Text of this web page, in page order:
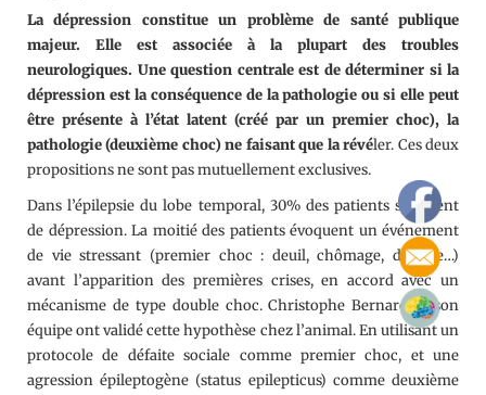
La dépression constitue un problème de santé publique
majeur. Elle est associée à la plupart des troubles
neurologiques. Une question centrale est de déterminer si la
dépression est la conséquence de la pathologie ou si elle peut
être présente à l’état latent (créé par un premier choc), la
pathologie (deuxième choc) ne faisant que la révéler. Ces deux
propositions ne sont pas mutuellement exclusives.
Dans l’épilepsie du lobe temporal, 30% des patients souffrent
de dépression. La moitié des patients évoquent un événement
de vie stressant (premier choc : deuil, chômage, divorce…)
avant l’apparition des premières crises, en accord avec un
mécanisme de type double choc. Christophe Bernard et son
équipe ont validé cette hypothèse chez l’animal. En utilisant un
protocole de défaite sociale comme premier choc, et une
agression épileptogène (status epilepticus) comme deuxième